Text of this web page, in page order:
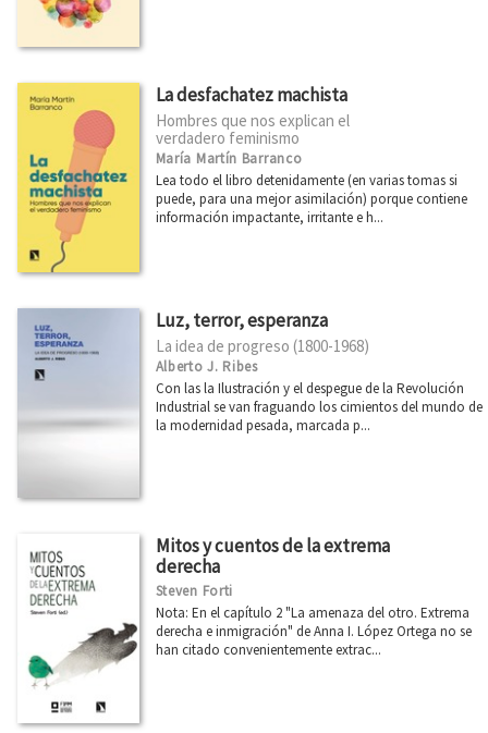
La desfachatez machista
Hombres que nos explican el
verdadero feminismo
María Martín Barranco
Lea todo el libro detenidamente (en varias tomas si
puede, para una mejor asimilación) porque contiene
información impactante, irritante e h...
Luz, terror, esperanza
La idea de progreso (1800-1968)
Alberto J. Ribes
Con las la Ilustración y el despegue de la Revolución
Industrial se van fraguando los cimientos del mundo de
la modernidad pesada, marcada p...
Mitos y cuentos de la extrema
derecha
Steven Forti
Nota: En el capítulo 2 "La amenaza del otro. Extrema
derecha e inmigración" de Anna I. López Ortega no se
han citado convenientemente extrac...